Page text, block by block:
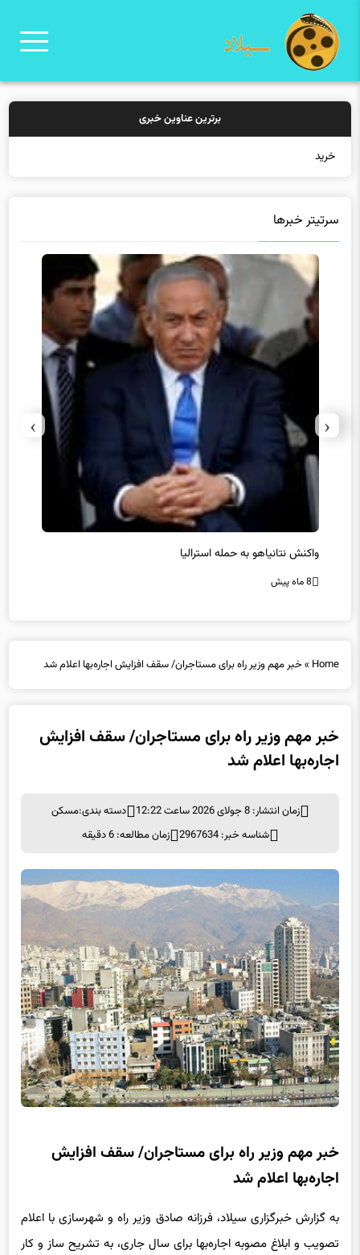
برترین عناوین خبری
خرید بیمه: س
سرتیتر خبرها
واکنش نتانیاهو به حمله استرالیا
8 ماه پیش
‹
›
Home
»خبر مهم وزیر راه برای مستاجران/ سقف افزایش اجاره‌بها اعلام شد
خبر مهم وزیر راه برای مستاجران/ سقف افزایش
اجاره‌بها اعلام شد
زمان انتشار: 8 جولای 2026 ساعت 12:22 دسته بندی:مسکن
شناسه خبر: 2967634
زمان مطالعه: 6 دقیقه
خبر مهم وزیر راه برای مستاجران/ سقف افزایش
اجاره‌بها اعلام شد
به گزارش خبرگزاری سیلاد، فرزانه صادق وزیر راه و شهرسازی با اعلام
تصویب و ابلاغ مصوبه اجاره‌بها برای سال جاری، به تشریح ساز و کار